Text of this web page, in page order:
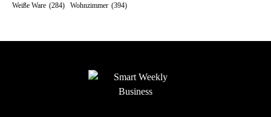
Weiße Ware (284) Wohnzimmer (394)